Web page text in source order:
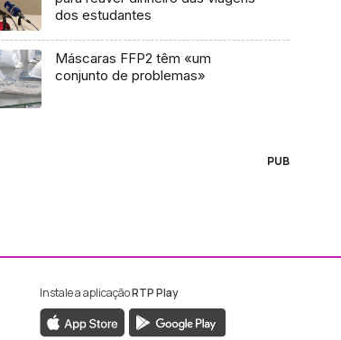
dos estudantes
Máscaras FFP2 têm «um
conjunto de problemas»
PUB
RTP Madeira
da RTP Madeira
Instale a aplicaçãoRTP Play